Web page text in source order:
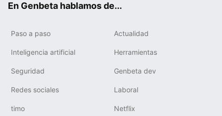
En Genbeta hablamos de...
Paso a paso Actualidad
Inteligencia artificial Herramientas
Seguridad Genbeta dev
Redes sociales Laboral
timo Netflix